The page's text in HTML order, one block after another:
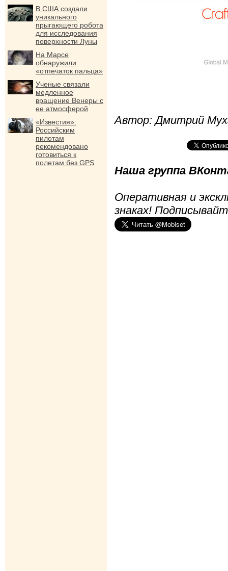
В США создали
уникального
прыгающего робота
для исследования
поверхности Луны
На Марсе
обнаружили
«отпечаток пальца»
Ученые связали
медленное
вращение Венеры с
ее атмосферой
«Известия»:
Российским
пилотам
рекомендовано
готовиться к
полетам без GPS
Автор: Дмитрий
Наша группа
Оперативная и
знаках!